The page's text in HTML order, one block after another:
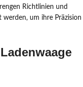
Richtlinien und
um ihre Präzision